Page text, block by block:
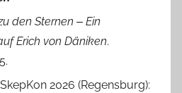
den Sternen ‒ Ein
Erich von Däniken.
2026 (Regensburg):